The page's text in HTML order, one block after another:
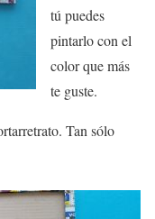
tú puedes
pintarlo con el
color que más
te guste.
Tan sólo